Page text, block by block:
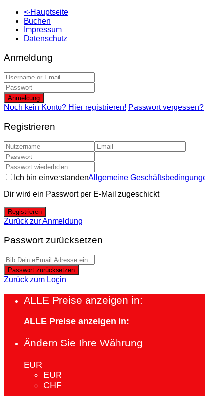
<-Hauptseite
Buchen
Impressum
Datenschutz
Anmeldung
Anmeldung
Noch kein Konto? Hier registrieren! Passwort vergessen?
Registrieren
Ich bin einverstandenAllgemeine
Dir wird ein Passwort per E-Mail zugeschickt
Registrieren
Zurück zur Anmeldung
Passwort zurücksetzen
Passwort zurücksetzen
Zurück zum Login
ALLE Preise anzeigen in:
ALLE Preise anzeigen in:
Ändern Sie Ihre Währung
EUR
EUR
CHF